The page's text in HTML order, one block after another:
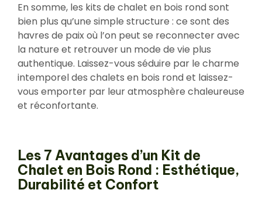
En somme, les kits de chalet en bois rond sont
bien plus qu’une simple structure : ce sont des
havres de paix où l’on peut se reconnecter avec
la nature et retrouver un mode de vie plus
authentique. Laissez-vous séduire par le charme
intemporel des chalets en bois rond et laissez-
vous emporter par leur atmosphère chaleureuse
et réconfortante.
Les 7 Avantages d’un Kit de
Chalet en Bois Rond : Esthétique,
Durabilité et Confort